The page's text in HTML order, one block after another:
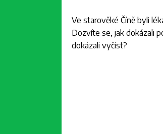
Ve starověké Číně byli
Dozvíte se, jak dokázali
dokázali vyčíst?